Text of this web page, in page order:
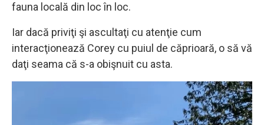
fauna locală din loc în loc.
Iar dacă priviţi şi ascultaţi cu atenţie cum
interacţionează Corey cu puiul de căprioară, o să vă
daţi seama că s-a obişnuit cu asta.